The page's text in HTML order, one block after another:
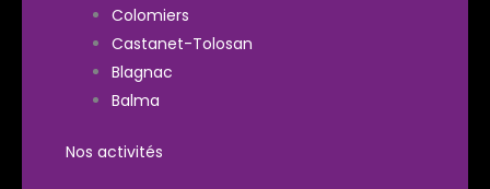
Colomiers
Castanet-Tolosan
Blagnac
Balma
Nos activités